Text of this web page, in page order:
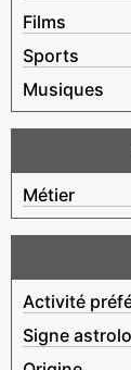
Films
Sports
Musiques
Métier
Activité
Signe